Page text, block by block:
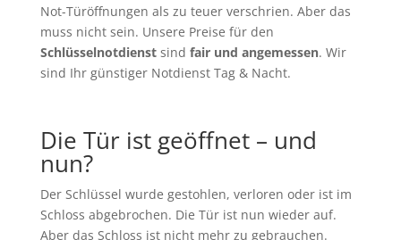
Not-Türöffnungen als zu teuer verschrien. Aber das
muss nicht sein. Unsere Preise für den
Schlüsselnotdienstsind fair und angemessen. Wir
sind Ihr günstiger Notdienst Tag & Nacht.
Die Tür ist geöffnet – und
nun?
Der Schlüssel wurde gestohlen, verloren oder ist im
Schloss abgebrochen. Die Tür ist nun wieder auf.
Aber das Schloss ist nicht mehr zu gebrauchen.